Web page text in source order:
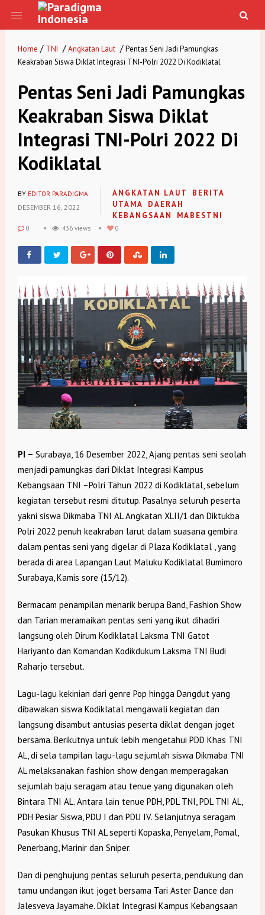
Home / TNI / Angkatan Laut / Pentas Seni Jadi Pamungkas
Keakraban Siswa Diklat Integrasi TNI-Polri 2022 Di Kodiklatal
Pentas Seni Jadi Pamungkas
Keakraban Siswa Diklat
Integrasi TNI-Polri 2022 Di
Kodiklatal
BY EDITOR PARADIGMA
DESEMBER 16, 2022
ANGKATAN LAUT
BERITA
UTAMA
DAERAH
KEBANGSAAN
MABESTNI
0 436 views 0
PI – Surabaya, 16 Desember 2022, Ajang pentas seni seolah
menjadi pamungkas dari Diklat Integrasi Kampus
Kebangsaan TNI –Polri Tahun 2022 di Kodiklatal, sebelum
kegiatan tersebut resmi ditutup. Pasalnya seluruh peserta
yakni siswa Dikmaba TNI AL Angkatan XLII/1 dan Diktukba
Polri 2022 penuh keakraban larut dalam suasana gembira
dalam pentas seni yang digelar di Plaza Kodiklatal , yang
berada di area Lapangan Laut Maluku Kodiklatal Bumimoro
Surabaya, Kamis sore (15/12).
Bermacam penampilan menarik berupa Band, Fashion Show
dan Tarian meramaikan pentas seni yang ikut dihadiri
langsung oleh Dirum Kodiklatal Laksma TNI Gatot
Hariyanto dan Komandan Kodikdukum Laksma TNI Budi
Raharjo tersebut.
Lagu-lagu kekinian dari genre Pop hingga Dangdut yang
dibawakan siswa Kodiklatal mengawali kegiatan dan
langsung disambut antusias peserta diklat dengan joget
bersama. Berikutnya untuk lebih mengetahui PDD Khas TNI
AL, di sela tampilan lagu-lagu sejumlah siswa Dikmaba TNI
AL melaksanakan fashion show dengan memperagakan
sejumlah baju seragam atau tenue yang digunakan oleh
Bintara TNI AL. Antara lain tenue PDH, PDL TNI, PDL TNI AL,
PDH Pesiar Siswa, PDU I dan PDU IV. Selanjutnya seragam
Pasukan Khusus TNI AL seperti Kopaska, Penyelam, Pomal,
Penerbang, Marinir dan Sniper.
Dan di penghujung pentas seluruh peserta, pendukung dan
tamu undangan ikut joget bersama Tari Aster Dance dan
Jalesveva Jayamahe. Diklat Integrasi Kampus Kebangsaan